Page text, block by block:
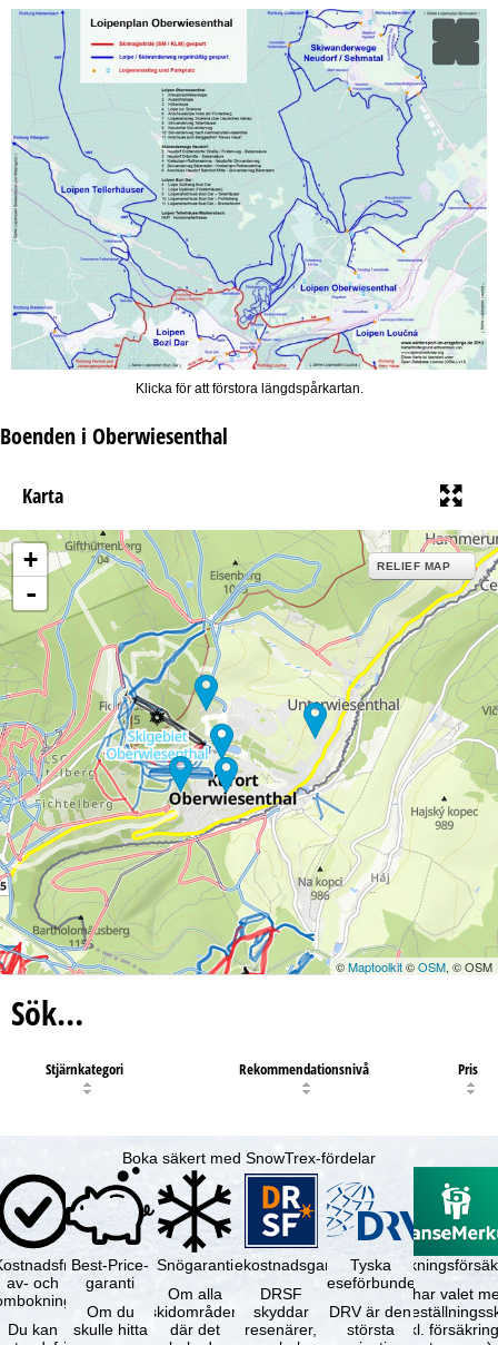
Klicka för att förstora längdspårkartan.
Boenden i Oberwiesenthal
Karta
+
-
RELIEF MAP
©Maptoolkit©OSM, © OSM
Sök…
Stjärnkategori Rekommendationsnivå Pris
Boka säkert med SnowTrex-fördelar
av- och
Du kan
Best-Price-
garanti
Om du
skulle hitta
Snögaranti
Om alla
skidområden
där det
Resekostnadsgaranti
DRSF
skyddar
resenärer,
Tyska
reseförbundet
DRV är den
största
Du har valet
(inkl.